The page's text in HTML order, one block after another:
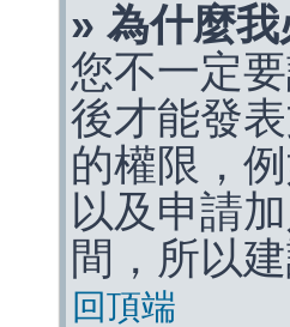
» 為什麼我
您不一定
後才能發
的權限，
以及申請
間，所以
回頂端